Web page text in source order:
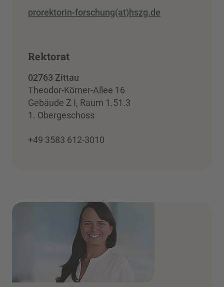
prorektorin-forschung(at)hszg.de
Rektorat
02763 Zittau
Theodor-Körner-Allee 16
Gebäude Z I, Raum 1.51.3
1. Obergeschoss
+49 3583 612-3010